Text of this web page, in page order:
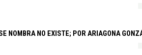
NOMBRA NO EXISTE; POR ARIAGONA